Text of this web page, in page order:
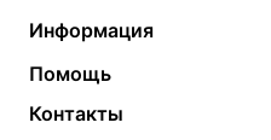
Твердотопливные котлы
Электрические котлы
Банные печи
Теплый пол
Радиаторы
Насосы
Информация
Контакты
Статьи
Помощь
Контакты